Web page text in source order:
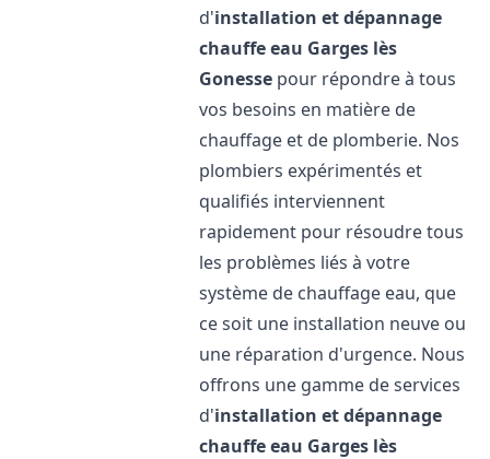
d'installation et dépannage
chauffe eau Garges lès
Gonesse pour répondre à tous
vos besoins en matière de
chauffage et de plomberie. Nos
plombiers expérimentés et
qualifiés interviennent
rapidement pour résoudre tous
les problèmes liés à votre
système de chauffage eau, que
ce soit une installation neuve ou
une réparation d'urgence. Nous
offrons une gamme de services
d'installation et dépannage
chauffe eau Garges lès